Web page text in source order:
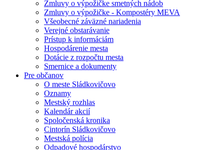
Zmluvy o výpožičke smetných nádob
Zmluvy o výpožičke - Kompostéry MEVA
Všeobecné záväzné nariadenia
Verejné obstarávanie
Prístup k informáciám
Hospodárenie mesta
Dotácie z rozpočtu mesta
Smernice a dokumenty
Pre občanov
O meste Sládkovičovo
Oznamy
Mestský rozhlas
Kalendár akcií
Spoločenská kronika
Cintorín Sládkovičovo
Mestská polícia
Odpadové hospodárstvo